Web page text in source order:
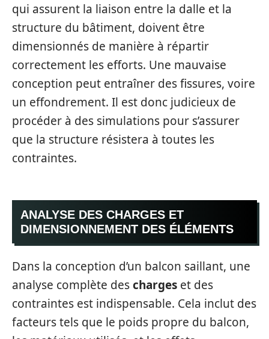
qui assurent la liaison entre la dalle et la
structure du bâtiment, doivent être
dimensionnés de manière à répartir
correctement les efforts. Une mauvaise
conception peut entraîner des fissures, voire
un effondrement. Il est donc judicieux de
procéder à des simulations pour s’assurer
que la structure résistera à toutes les
contraintes.
ANALYSE DES CHARGES ET
DIMENSIONNEMENT DES ÉLÉMENTS
Dans la conception d’un balcon saillant, une
analyse complète descharges et des
contraintes est indispensable. Cela inclut des
facteurs tels que le poids propre du balcon,